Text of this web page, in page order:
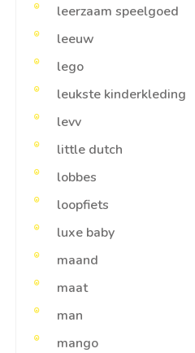
leerzaam speelgoed
leeuw
lego
leukste kinderkleding
levv
little dutch
lobbes
loopfiets
luxe baby
maand
maat
man
mango